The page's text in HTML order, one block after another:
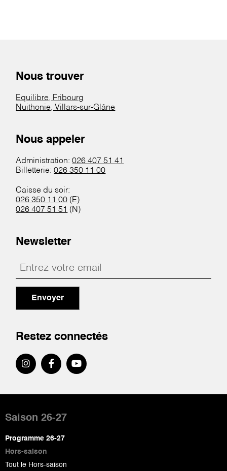
Nous trouver
Equilibre, Fribourg
Nuithonie, Villars-sur-Glâne
Nous appeler
Administration:026 407 51 41
Billetterie:026 350 11 00
Caisse du soir:
026 350 11 00 (E)
026 407 51 51 (N)
Newsletter
Envoyer
Restez connectés
de
page
Saison 26-27
Programme 26-27
Hors-saison
Tout le Hors-saison